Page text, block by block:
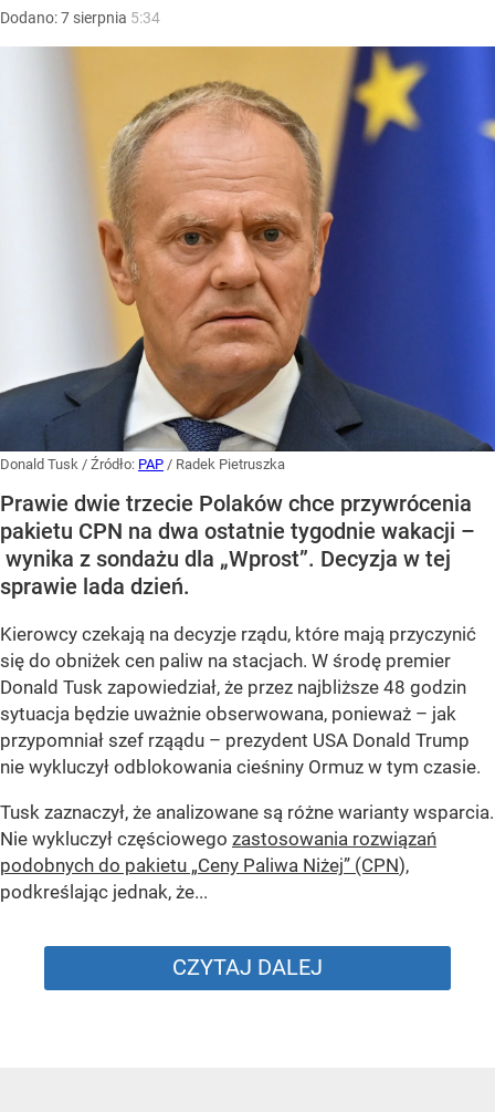
Dodano:7 sierpnia 5:34
Donald Tusk / Źródło: PAP / Radek Pietruszka
Prawie dwie trzecie Polaków chce przywrócenia
pakietu CPN na dwa ostatnie tygodnie wakacji –
wynika z sondażu dla „Wprost”. Decyzja w tej
sprawie lada dzień.
Kierowcy czekają na decyzje rządu, które mają przyczynić
się do obniżek cen paliw na stacjach. W środę premier
Donald Tusk zapowiedział, że przez najbliższe 48 godzin
sytuacja będzie uważnie obserwowana, ponieważ – jak
przypomniał szef rząądu – prezydent USA Donald Trump
nie wykluczył odblokowania cieśniny Ormuz w tym czasie.
Tusk zaznaczył, że analizowane są różne warianty wsparcia.
Nie wykluczył częściowego zastosowania rozwiązań
podobnych do pakietu „Ceny Paliwa Niżej” (CPN),
podkreślając jednak, że...
CZYTAJ DALEJ